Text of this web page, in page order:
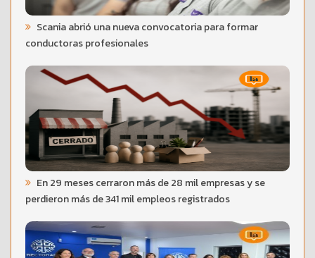
Scania abrió una nueva convocatoria para formar
conductoras profesionales
En 29 meses cerraron más de 28 mil empresas y se
perdieron más de 341 mil empleos registrados